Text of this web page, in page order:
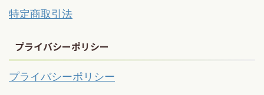
特定商取引法
プライバシーポリシー
プライバシーポリシー